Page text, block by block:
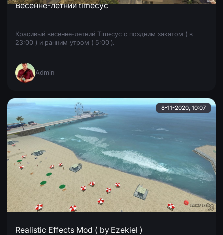
Весенне-летний timecyc
Красивый весенне-летний Timecyc с поздним закатом ( в
23:00 ) и ранним утром ( 5:00 ).
Admin
8-11-2020, 10:07
Realistic Effects Mod ( by Ezekiel )